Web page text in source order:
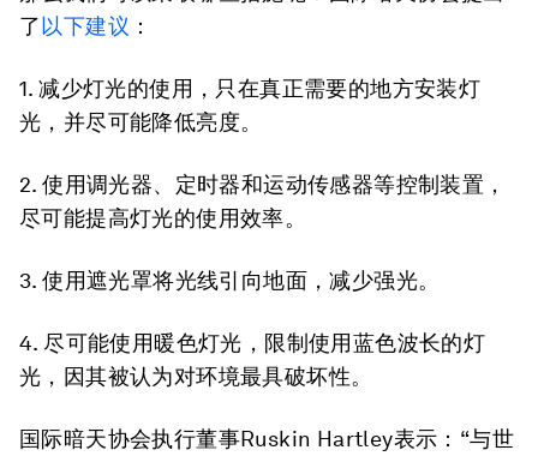
了 以下建议 ：
1. 减少灯光的使用，只在真正需要的地方安装灯
光，并尽可能降低亮度。
2. 使用调光器、定时器和运动传感器等控制装置，
尽可能提高灯光的使用效率。
3. 使用遮光罩将光线引向地面，减少强光。
4. 尽可能使用暖色灯光，限制使用蓝色波长的灯
光，因其被认为对环境最具破坏性。
国际暗天协会执行董事Ruskin Hartley表示：“与世